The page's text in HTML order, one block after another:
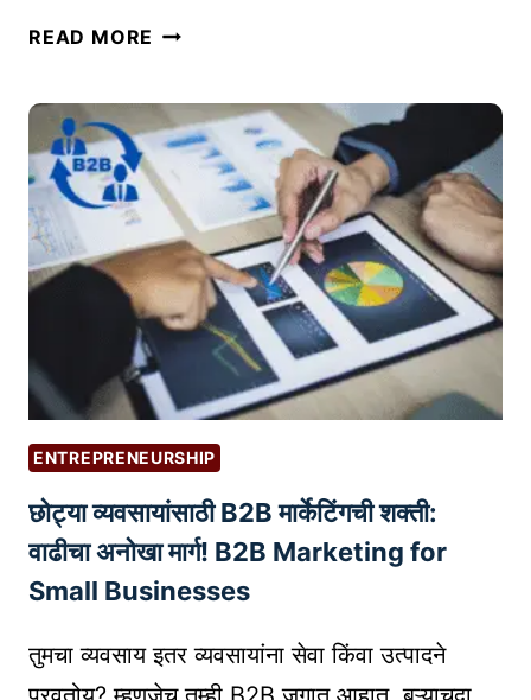
मा
रो
गा
र
क्षे
त्रा
री
ल
प
रि
णा
म
|
I
O
V
R
READ MORE P
उ
त्पा
द
वि
कू
न
से
क
से
क
म
वा
य
चे
ए
ENTREPRENEURSHIP
छोट्या व्यवसायांसाठी B2B मार्केटिंगची शक्ती:
वाढीचा अनोखा मार्ग! B2B Marketing for
Small Businesses
तुमचा व्यवसाय इतर व्यवसायांना सेवा किंवा उत्पादने